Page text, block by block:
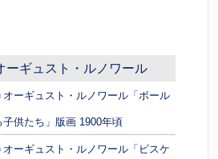
ーギュスト・ルノワール
オーギュスト・ルノワール「ボール
子供たち」版画 1900年頃
オーギュスト・ルノワール「ビスケ